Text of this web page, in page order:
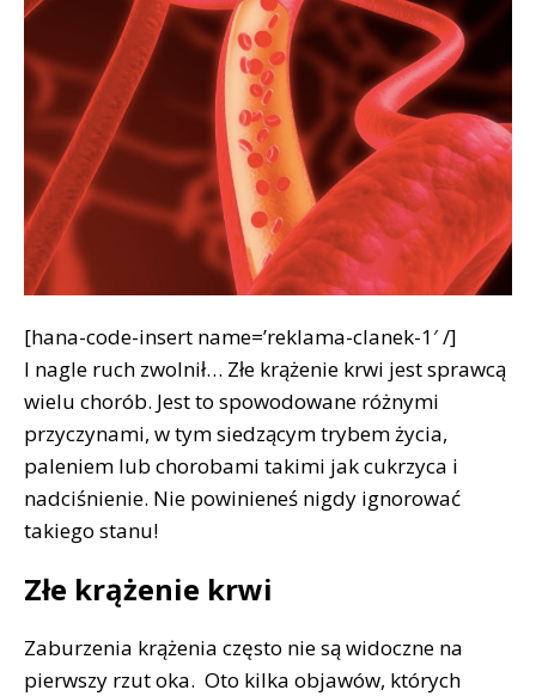
[hana-code-insert name=’reklama-clanek-1′ /]
I nagle ruch zwolnił… Złe krążenie krwi jest sprawcą
wielu chorób. Jest to spowodowane różnymi
przyczynami, w tym siedzącym trybem życia,
paleniem lub chorobami takimi jak cukrzyca i
nadciśnienie. Nie powinieneś nigdy ignorować
takiego stanu!
Złe krążenie krwi
Zaburzenia krążenia często nie są widoczne na
pierwszy rzut oka. Oto kilka objawów, których